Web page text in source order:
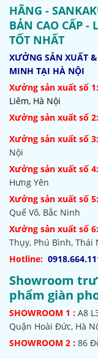
HÃNG -
BẢN CAO CẤP -
TỐT NHẤT
XƯỞNG SẢN XUẤT
MINH TẠI HÀ NỘI
Xưởng sản xuất số 1:
Liêm, Hà Nội
Xưởng sản xuất số 2:
Xưởng sản xuất số 3:
Nội
Xưởng sản xuất số 4:
Hưng Yên
Xưởng sản xuất số 5:
Quế Võ, Bắc Ninh
Xưởng sản xuất số 6:
Thụy, Phú Bình, Thái
Hotline:
Showroom
phẩm giàn
SHOWROOM 1 : A8
Quận Hoài Đức, Hà
SHOWROOM 2 : 86